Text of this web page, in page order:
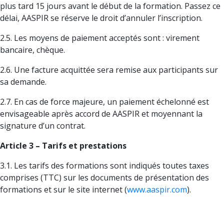
plus tard 15 jours avant le début de la formation. Passez ce
délai, AASPIR se réserve le droit d’annuler l’inscription.
2.5. Les moyens de paiement acceptés sont : virement
bancaire, chèque.
2.6. Une facture acquittée sera remise aux participants sur
sa demande.
2.7. En cas de force majeure, un paiement échelonné est
envisageable après accord de AASPIR et moyennant la
signature d’un contrat.
Article 3 – Tarifs et prestations
3.1. Les tarifs des formations sont indiqués toutes taxes
comprises (TTC) sur les documents de présentation des
formations et sur le site internet (www.aaspir.com).